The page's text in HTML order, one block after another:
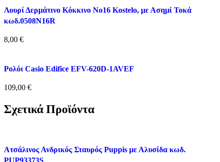
Λουρί Δερμάτινο Κόκκινο Nο16 Kostelo, με Ασημί Τοκά
κωδ.0508N16R
8,00 €
Ρολόι Casio Edifice EFV-620D-1AVEF
109,00 €
Σχετικά Προϊόντα
Ατσάλινος Ανδρικός Σταυρός Puppis με Αλυσίδα κωδ.